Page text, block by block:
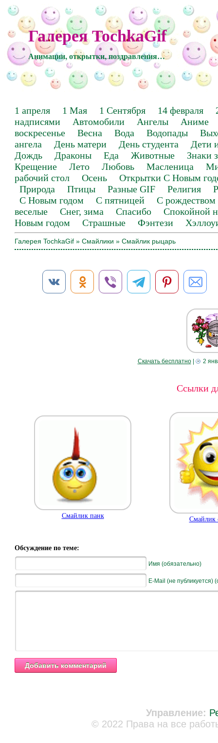
Галерея TochkaGif
Анимации, открытки, поздравления…
1 апреля 1 Мая 1 Сентября 14 февраля
надписями
Автомобили Ангелы
Аниме
воскресенье
Весна Вода Водопады
ангела
День матери День студента
Дети
Дождь
Драконы Еда Животные
Знаки
Крещение
Лето Любовь Масленица
рабочий стол
Осень
Открытки С Новым
Природа
Птицы Разные GIF Религия
С Новым годом
С пятницей
С рождеством
веселые
Снег, зима Спасибо
Спокойной
Новым годом
Страшные Фэнтези
Галерея TochkaGif » Смайлики » Смайлик рыцарь
Скачать бесплатно| 2
Ссылки
Смайлик панк Смайлик
Обсуждение по теме:
Имя (обязательно)
E-Mail (не публикуется)
Управление:
© 2022 Права на все